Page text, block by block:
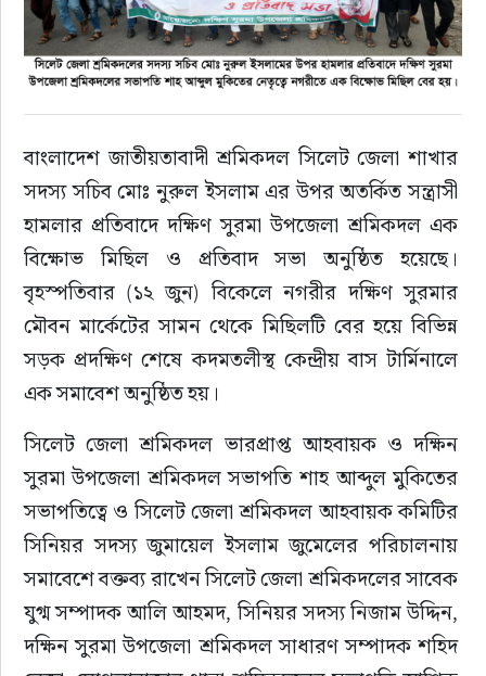
বাংলাদেশ জাতীয়তাবাদী শ্রমিকদল সিলেট জেলা শাখার
সদস্য সচিব মোঃ নুরুল ইসলাম এর উপর অতর্কিত সন্ত্রাসী
হামলার প্রতিবাদে দক্ষিণ সুরমা উপজেলা শ্রমিকদল এক
বিক্ষোভ মিছিল ও প্রতিবাদ সভা অনুষ্ঠিত হয়েছে।
বৃহস্পতিবার (১২ জুন) বিকেলে নগরীর দক্ষিণ সুরমার
মৌবন মার্কেটের সামন থেকে মিছিলটি বের হয়ে বিভিন্ন
সড়ক প্রদক্ষিণ শেষে কদমতলীস্থ কেন্দ্রীয় বাস টার্মিনালে
এক সমাবেশ অনুষ্ঠিত হয়।
সিলেট জেলা শ্রমিকদল ভারপ্রাপ্ত আহবায়ক ও দক্ষিন
সুরমা উপজেলা শ্রমিকদল সভাপতি শাহ আব্দুল মুকিতের
সভাপতিত্বে ও সিলেট জেলা শ্রমিকদল আহবায়ক কমিটির
সিনিয়র সদস্য জুমায়েল ইসলাম জুমেলের পরিচালনায়
সমাবেশে বক্তব্য রাখেন সিলেট জেলা শ্রমিকদলের সাবেক
যুগ্ম সম্পাদক আলি আহমদ, সিনিয়র সদস্য নিজাম উদ্দিন,
দক্ষিন সুরমা উপজেলা শ্রমিকদল সাধারণ সম্পাদক শহিদ